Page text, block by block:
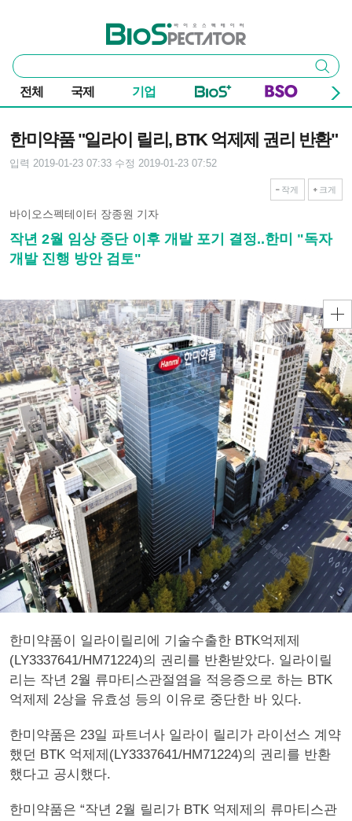
바이오스펙테이터
통
합
검
색
검색
전체 국제 기업
한미약품 "일라이 릴리, BTK 억제제 권리 반환"
입력 2019-01-23 07:33 수정 2019-01-23 07:52
작게 크게
바이오스펙테이터 장종원 기자
작년 2월 임상 중단 이후 개발 포기 결정..한미 "독자
개발 진행 방안 검토"
한미약품이 일라이릴리에 기술수출한 BTK억제제
(LY3337641/HM71224)의 권리를 반환받았다. 일라이릴
리는 작년 2월 류마티스관절염을 적응증으로 하는 BTK
억제제 2상을 유효성 등의 이유로 중단한 바 있다.
한미약품은 23일 파트너사 일라이 릴리가 라이선스 계약
했던 BTK 억제제(LY3337641/HM71224)의 권리를 반환
했다고 공시했다.
한미약품은 “작년 2월 릴리가 BTK 억제제의 류마티스관